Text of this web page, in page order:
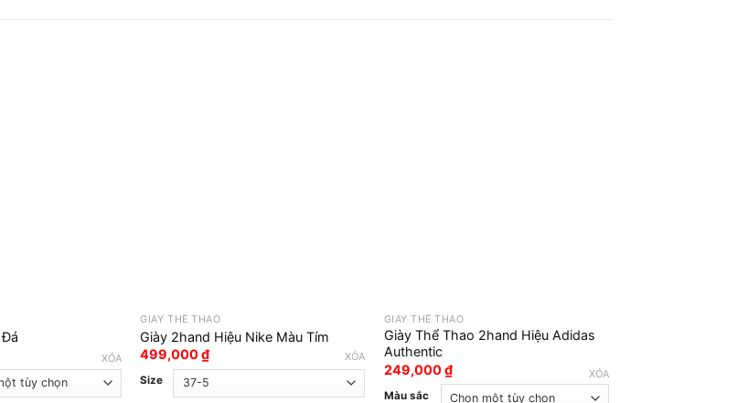
XÓA
GIÀY THỂ THAO
Giày 2hand Hiệu Nike Màu Tím
499,000₫
Size
XÓA
GIÀY THỂ THAO
Giày Thể Thao 2hand Hiệu Adidas
Authentic
249,000₫
Màu sắc
XÓA